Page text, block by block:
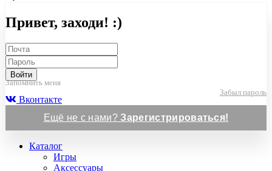
Привет, заходи! :)
Войти
Запомнить меня
Забыл пароль
Вконтакте
Ещё не с нами?Зарегистрироваться!
Каталог
Игры
Аксессуары